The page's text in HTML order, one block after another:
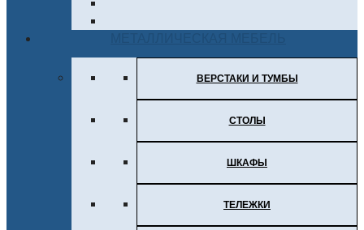
ВЕРСТАКИ И ТУМБЫ
СТОЛЫ
ШКАФЫ
ТЕЛЕЖКИ